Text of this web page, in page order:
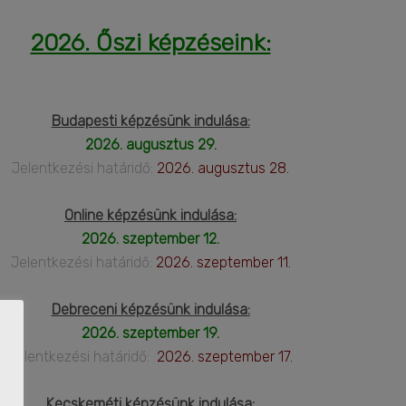
2026. Őszi képzéseink:
Budapesti képzésünk indulása:
2026. augusztus 29.
Jelentkezési határidő: 2026. augusztus 28.
Online képzésünk indulása:
2026. szeptember 12.
Jelentkezési határidő: 2026. szeptember 11.
Debreceni képzésünk indulása:
2026. szeptember 19.
Jelentkezési határidő: 2026. szeptember 17.